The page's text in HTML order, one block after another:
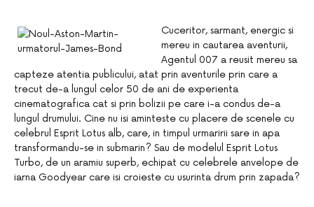
Cuceritor, sarmant, energic si
mereu in cautarea aventurii,
Agentul 007 a reusit mereu sa
capteze atentia publicului, atat prin aventurile prin care a
trecut de-a lungul celor 50 de ani de experienta
cinematografica cat si prin bolizii pe care i-a condus de-a
lungul drumului. Cine nu isi aminteste cu placere de scenele cu
celebrul Esprit Lotus alb, care, in timpul urmaririi sare in apa
transformandu-se in submarin? Sau de modelul Esprit Lotus
Turbo, de un aramiu superb, echipat cu celebrele anvelope de
iarna Goodyear care isi croieste cu usurinta drum prin zapada?